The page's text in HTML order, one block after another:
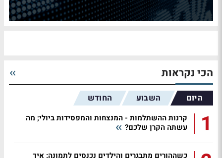
הכי נקראות
היום השבוע החודש
1
קרנות ההשתלמות - המנצחות והמפסידות ביולי; מה
עשתה הקרן שלכם?
כשההורים מתבגרים והילדים נכנסים לתמונה: איך